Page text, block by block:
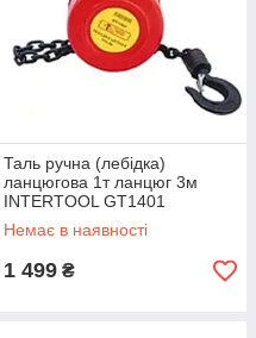
Таль ручна (лебідка)
ланцюгова 1т ланцюг 3м
INTERTOOL GT1401
Немає в наявності
1 499 ₴